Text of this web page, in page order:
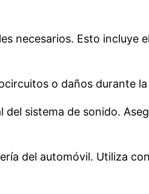
necesarios. Esto incluye
o daños durante
sistema de sonido.
del automóvil. Utiliza